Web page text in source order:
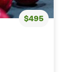
$495